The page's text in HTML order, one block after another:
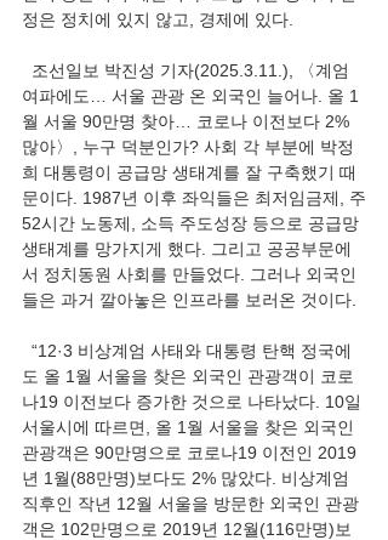
정은 정치에 있지 않고, 경제에 있다.
조선일보 박진성 기자(2025.3.11.), 〈계엄
여파에도… 서울 관광 온 외국인 늘어나. 올 1
월 서울 90만명 찾아… 코로나 이전보다 2%
많아〉, 누구 덕분인가? 사회 각 부분에 박정
희 대통령이 공급망 생태계를 잘 구축했기 때
문이다. 1987년 이후 좌익들은 최저임금제, 주
52시간 노동제, 소득 주도성장 등으로 공급망
생태계를 망가지게 했다. 그리고 공공부문에
서 정치동원 사회를 만들었다. 그러나 외국인
들은 과거 깔아놓은 인프라를 보러온 것이다.
“12·3 비상계엄 사태와 대통령 탄핵 정국에
도 올 1월 서울을 찾은 외국인 관광객이 코로
나19 이전보다 증가한 것으로 나타났다. 10일
서울시에 따르면, 올 1월 서울을 찾은 외국인
관광객은 90만명으로 코로나19 이전인 2019
년 1월(88만명)보다도 2% 많았다. 비상계엄
직후인 작년 12월 서울을 방문한 외국인 관광
객은 102만명으로 2019년 12월(116만명)보